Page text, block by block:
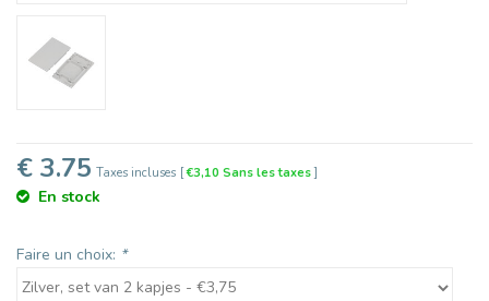
€ 3.75 Taxes incluses [€3,10 Sans les taxes]
En stock
Faire un choix: *